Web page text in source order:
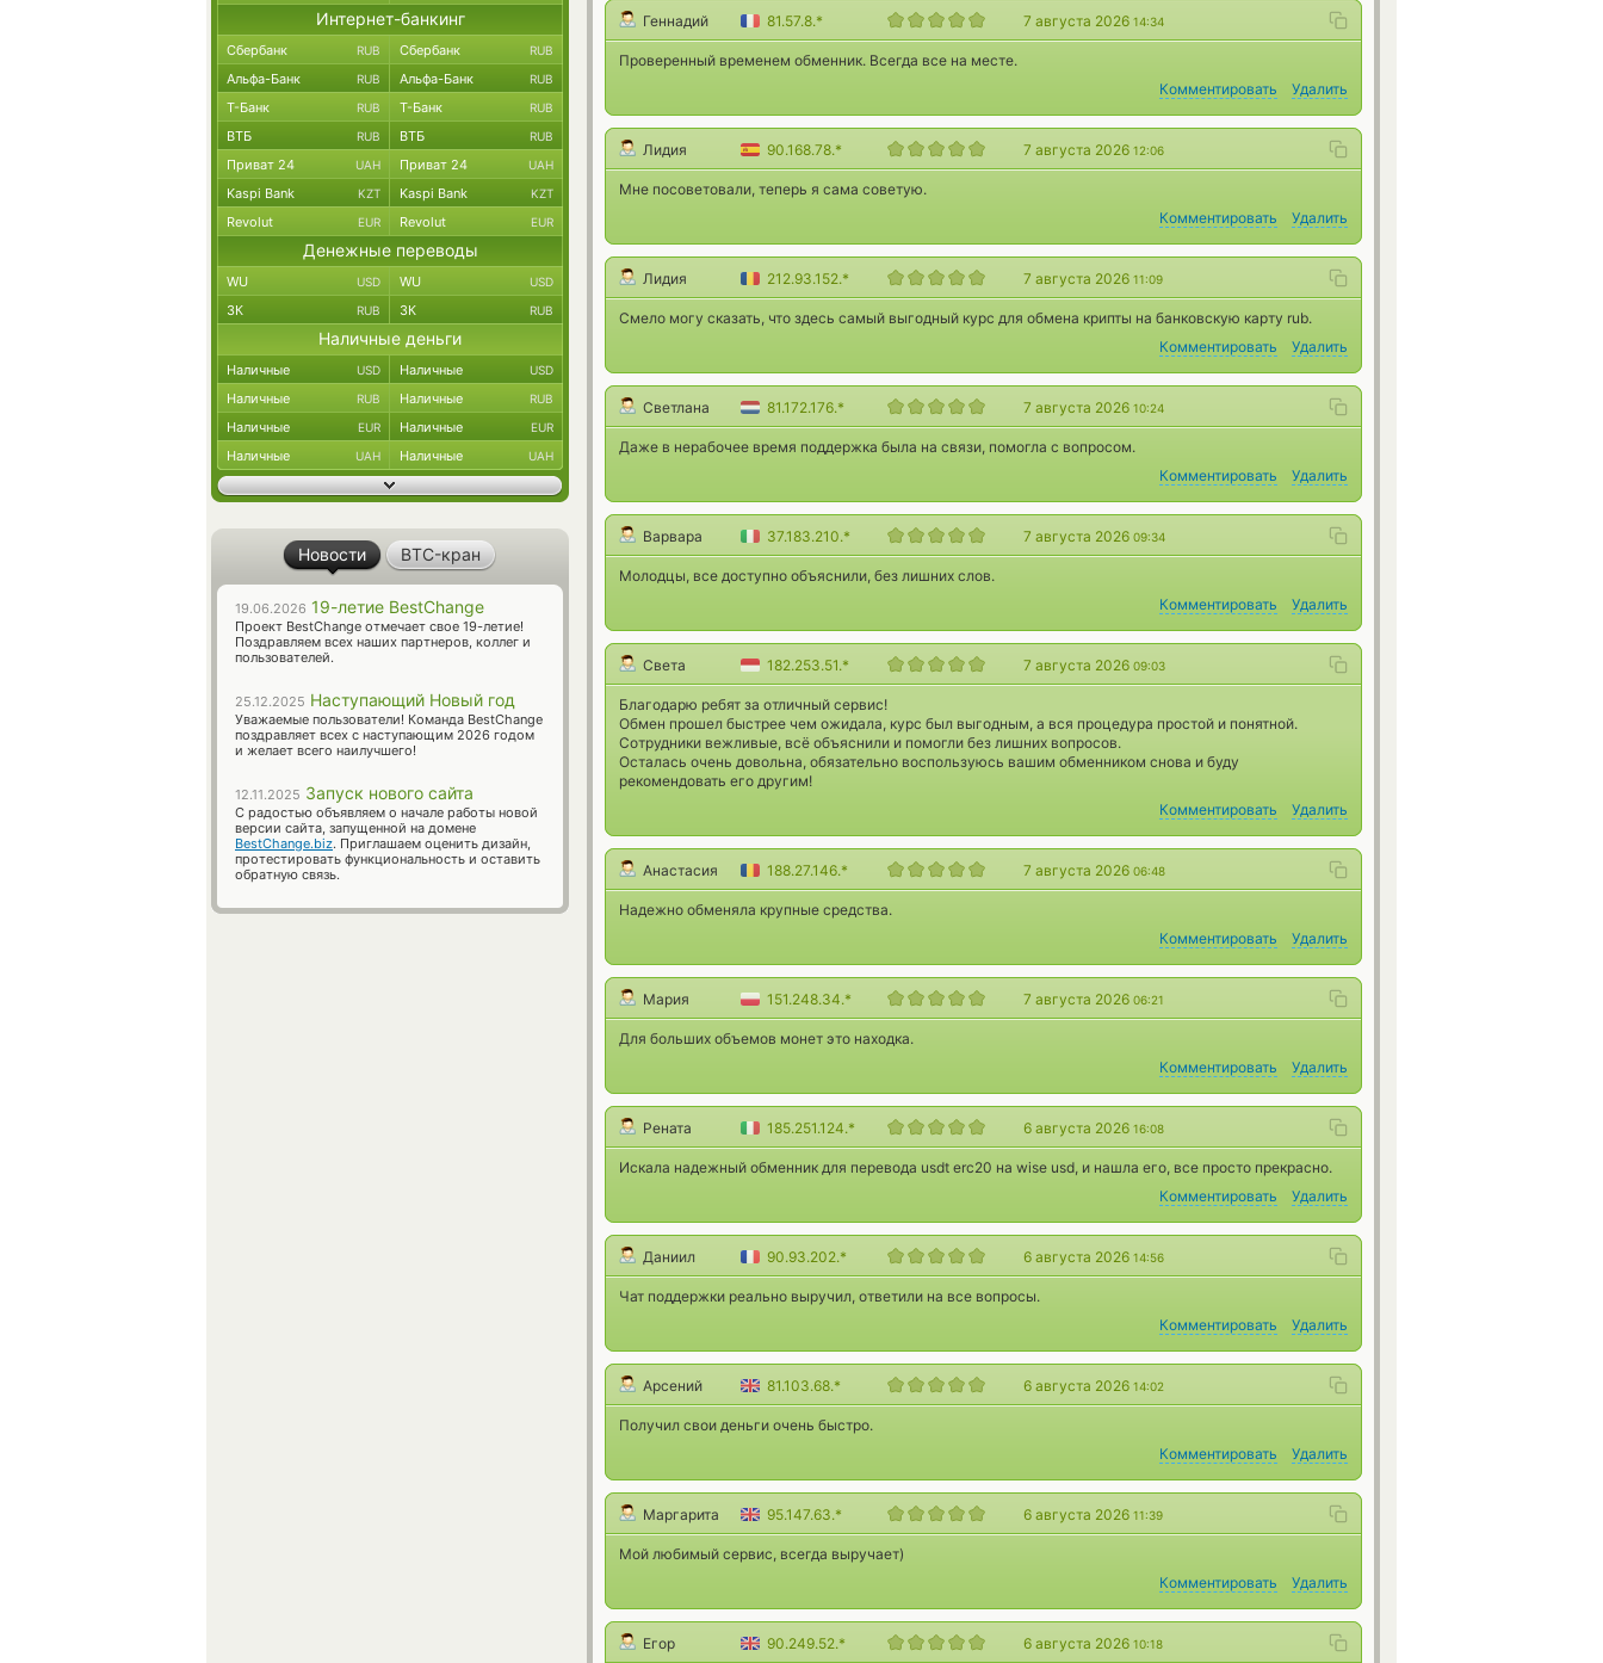
Геннадий 81.57.8.* 7 августа 2026 14:34
Проверенный временем обменник. Всегда все на месте.
Комментировать
Удалить
Лидия 90.168.78.* 7 августа 2026 12:06
Мне посоветовали, теперь я сама советую.
Комментировать
Удалить
Лидия 212.93.152.* 7 августа 2026 11:09
Смело могу сказать, что здесь самый выгодный курс для обмена крипты на банковскую карту rub.
Комментировать
Удалить
Светлана 81.172.176.* 7 августа 2026 10:24
Даже в нерабочее время поддержка была на связи, помогла с вопросом.
Комментировать
Удалить
Варвара 37.183.210.* 7 августа 2026 09:34
Молодцы, все доступно объяснили, без лишних слов.
Комментировать
Удалить
Света 182.253.51.* 7 августа 2026 09:03
Благодарю ребят за отличный сервис!
Обмен прошел быстрее чем ожидала, курс был выгодным, а вся процедура простой и понятной.
Сотрудники вежливые, всё объяснили и помогли без лишних вопросов.
Осталась очень довольна, обязательно воспользуюсь вашим обменником снова и буду
рекомендовать его другим!
Комментировать
Удалить
Анастасия 188.27.146.* 7 августа 2026 06:48
Надежно обменяла крупные средства.
Комментировать
Удалить
Мария 151.248.34.* 7 августа 2026 06:21
Для больших объемов монет это находка.
Комментировать
Удалить
Рената 185.251.124.* 6 августа 2026 16:08
Искала надежный обменник для перевода usdt erc20 на wise usd, и нашла его, все просто прекрасно.
Комментировать
Удалить
Даниил 90.93.202.* 6 августа 2026 14:56
Чат поддержки реально выручил, ответили на все вопросы.
Комментировать
Удалить
Арсений 81.103.68.* 6 августа 2026 14:02
Получил свои деньги очень быстро.
Комментировать
Удалить
Маргарита 95.147.63.* 6 августа 2026 11:39
Мой любимый сервис, всегда выручает)
Комментировать
Удалить
Егор 90.249.52.* 6 августа 2026 10:18
Интернет-банкинг
Сбербанк RUB Сбербанк RUB
Альфа-Банк RUB Альфа-Банк RUB
Т-Банк RUB Т-Банк RUB
ВТБ RUB ВТБ RUB
Приват 24 UAH Приват 24 UAH
Kaspi Bank KZT Kaspi Bank KZT
Revolut EUR Revolut EUR
Денежные переводы
WU USD WU USD
ЗК RUB ЗК RUB
Наличные деньги
Наличные USD Наличные USD
Наличные RUB Наличные RUB
Наличные EUR Наличные EUR
Наличные UAH Наличные UAH
Новости BTC-кран
19.06.2026 19-летие BestChange
Проект BestChange отмечает свое 19-летие!
Поздравляем всех наших партнеров, коллег и
пользователей.
25.12.2025 Наступающий Новый год
Уважаемые пользователи! Команда BestChange
поздравляет всех с наступающим 2026 годом
и желает всего наилучшего!
12.11.2025 Запуск нового сайта
С радостью объявляем о начале работы новой
версии сайта, запущенной на домене
BestChange.biz. Приглашаем оценить дизайн,
протестировать функциональность и оставить
обратную связь.